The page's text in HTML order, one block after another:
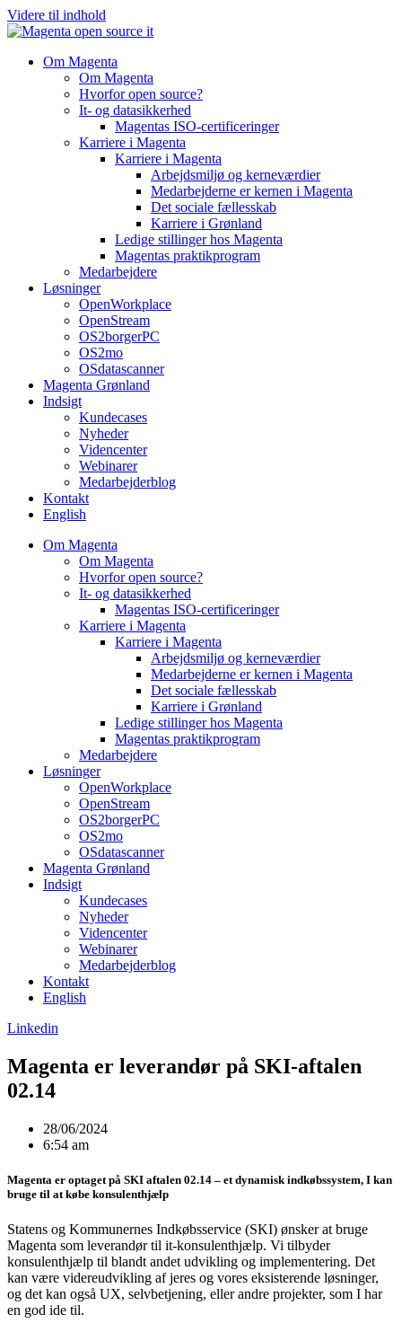
Videre til indhold
Om Magenta
Om Magenta
Hvorfor open source?
It- og datasikkerhed
Magentas ISO-certificeringer
Karriere i Magenta
Karriere i Magenta
Arbejdsmiljø og kerneværdier
Medarbejderne er kernen i Magenta
Det sociale fællesskab
Karriere i Grønland
Ledige stillinger hos Magenta​
Magentas praktikprogram
Medarbejdere
Løsninger
OpenWorkplace
OpenStream
OS2borgerPC
OS2mo
OSdatascanner
Magenta Grønland
Indsigt
Kundecases
Nyheder
Videncenter
Webinarer
Medarbejderblog
Kontakt
English
Om Magenta
Om Magenta
Hvorfor open source?
It- og datasikkerhed
Magentas ISO-certificeringer
Karriere i Magenta
Karriere i Magenta
Arbejdsmiljø og kerneværdier
Medarbejderne er kernen i Magenta
Det sociale fællesskab
Karriere i Grønland
Ledige stillinger hos Magenta​
Magentas praktikprogram
Medarbejdere
Løsninger
OpenWorkplace
OpenStream
OS2borgerPC
OS2mo
OSdatascanner
Magenta Grønland
Indsigt
Kundecases
Nyheder
Videncenter
Webinarer
Medarbejderblog
Kontakt
English
Linkedin
Magenta er leverandør på SKI-aftalen
02.14
28/06/2024
6:54 am
Magenta er optaget på SKI aftalen 02.14 – et dynamisk indkøbssystem, I kan
bruge til at købe konsulenthjælp
Statens og Kommunernes Indkøbsservice (SKI) ønsker at bruge
Magenta som leverandør til it-konsulenthjælp. Vi tilbyder
konsulenthjælp til blandt andet udvikling og implementering. Det
kan være videreudvikling af jeres og vores eksisterende løsninger,
og det kan også UX, selvbetjening, eller andre projekter, som I har
en god ide til.